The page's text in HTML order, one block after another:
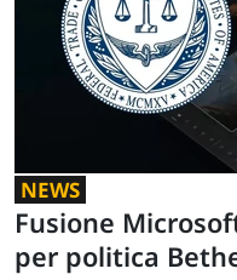
NEWS
Fusione
per politica